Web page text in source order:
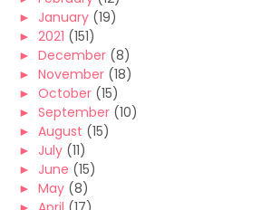
► January (19)
► 2021 (151)
► December (8)
► November (18)
► October (15)
► September (10)
► August (15)
► July (11)
► June (15)
► May (8)